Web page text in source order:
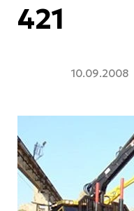
421
10.09.2008